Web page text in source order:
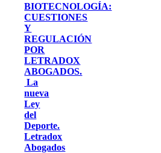
BIOTECNOLOGÍA:
CUESTIONES
Y
REGULACIÓN
POR
LETRADOX
ABOGADOS.
La
nueva
Ley
del
Deporte.
Letradox
Abogados